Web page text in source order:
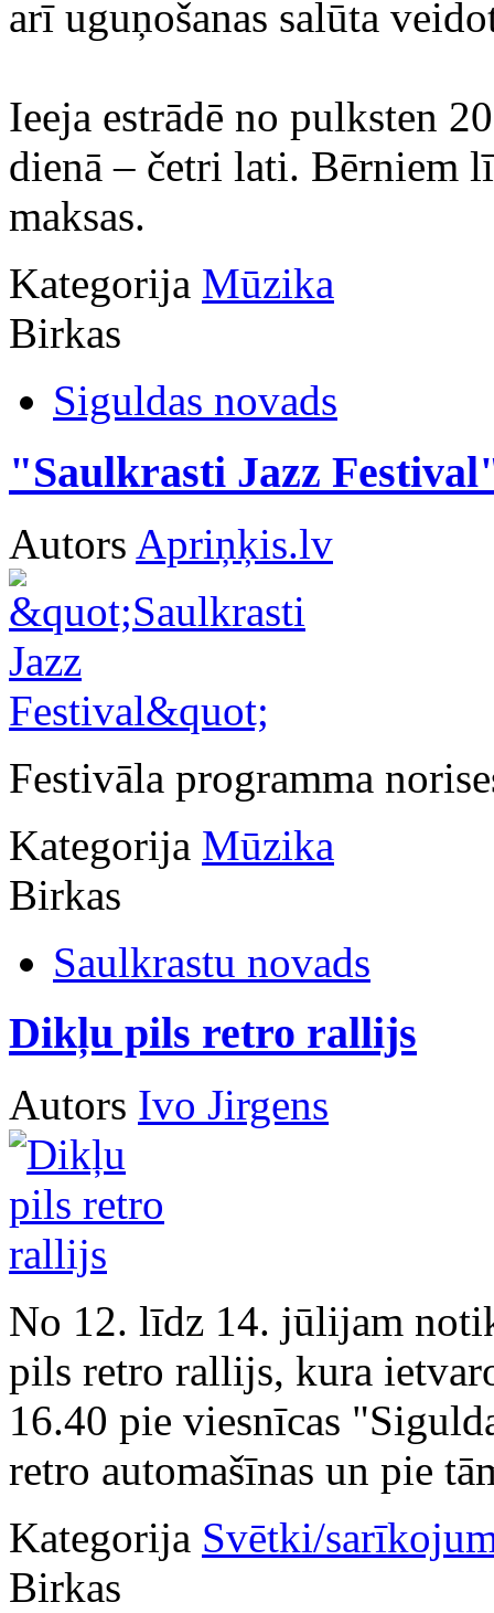
arī uguņošanas salūta
Ieeja estrādē no pulksten
dienā – četri lati. Bērniem
maksas.
Kategorija Mūzika
Birkas
Siguldas novads
"Saulkrasti Jazz
Autors Apriņķis.lv
Festivāla programma
Kategorija Mūzika
Birkas
Saulkrastu novads
Dikļu pils retro rallijs
Autors Ivo Jirgens
No 12. līdz 14. jūlijam
pils retro rallijs, kura
16.40 pie viesnīcas
retro automašīnas un pie
Kategorija Svētki/
Birkas